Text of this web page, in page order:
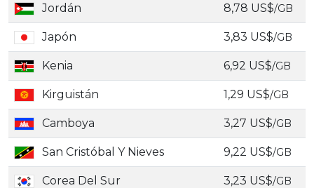
Jordán 8,78 US$/GB
Japón 3,83 US$/GB
Kenia 6,92 US$/GB
Kirguistán 1,29 US$/GB
Camboya 3,27 US$/GB
San Cristóbal Y Nieves 9,22 US$/GB
Corea Del Sur 3,23 US$/GB